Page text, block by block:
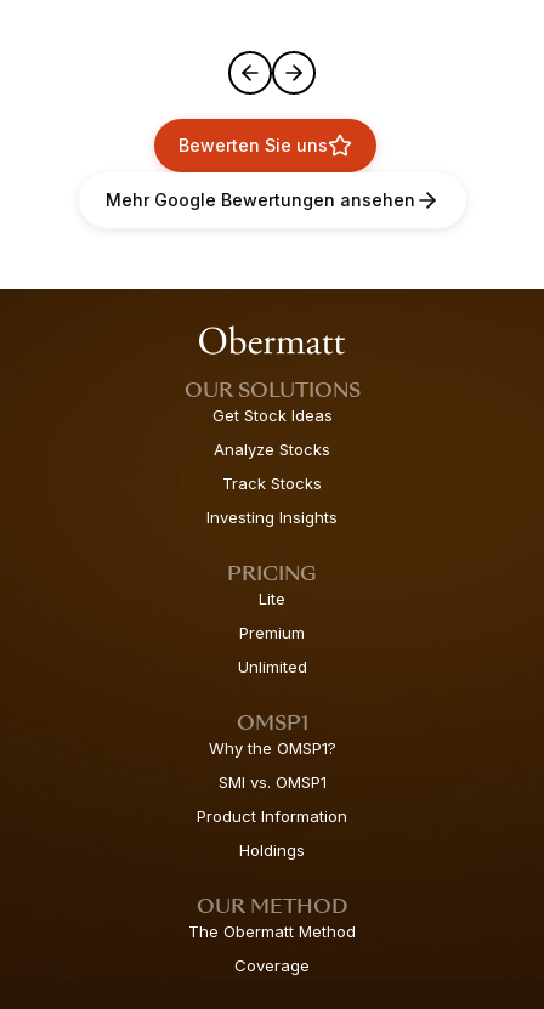
Bewerten Sie uns
Mehr Google Bewertungen ansehen
OUR SOLUTIONS
Get Stock Ideas
Analyze Stocks
Track Stocks
Investing Insights
PRICING
Lite
Premium
Unlimited
OMSP1
Why the OMSP1?
SMI vs. OMSP1
Product Information
Holdings
OUR METHOD
The Obermatt Method
Coverage